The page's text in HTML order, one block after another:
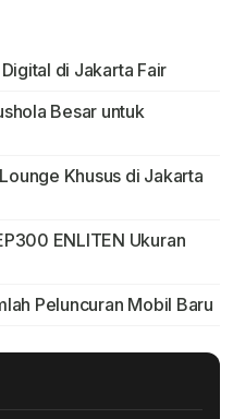
di Jakarta Fair
Besar untuk
Khusus di Jakarta
ENLITEN Ukuran
Peluncuran Mobil Baru